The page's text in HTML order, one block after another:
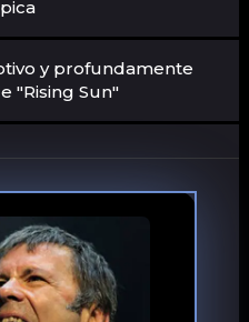
y profundamente
"Rising Sun"